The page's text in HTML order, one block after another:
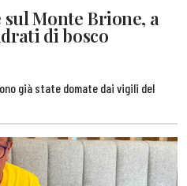
Monte Brione, a
di bosco
già state domate dai vigili del